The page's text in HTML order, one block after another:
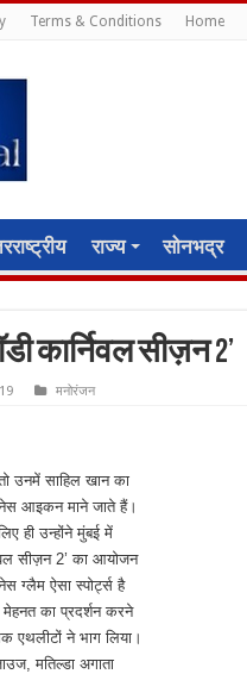
Terms & Conditions Home
राज्य सोनभद्र
कार्निवल सीज़न 2’
मनोरंजन
उनमें साहिल खान का
आइकन माने जाते हैं।
ही उन्होंने मुंबई में
सीज़न 2’ का आयोजन
ग्लैम ऐसा स्पोर्ट्स है
का प्रदर्शन करने
ने भाग लिया।
मतिल्डा अगाता